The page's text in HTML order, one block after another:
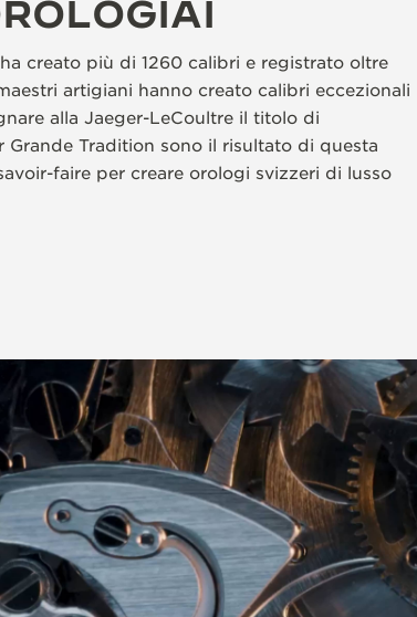
creato più di 1260 calibri e registrato oltre
artigiani hanno creato calibri eccezionali
alla Jaeger-LeCoultre il titolo di
Grande Tradition sono il risultato di questa
faire per creare orologi svizzeri di lusso